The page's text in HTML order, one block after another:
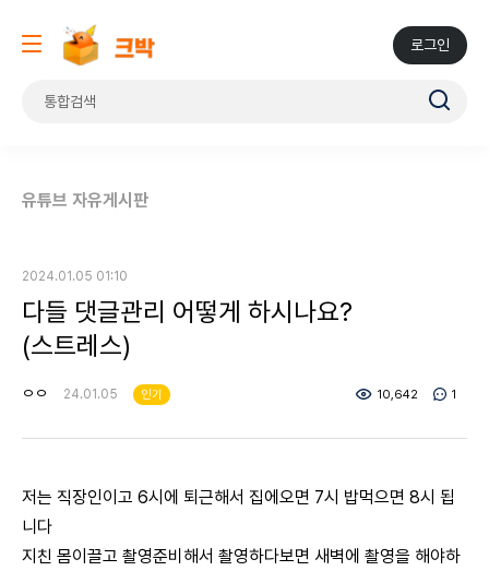
로그인
유튜브 자유게시판
2024.01.05 01:10
다들 댓글관리 어떻게 하시나요?
(스트레스)
ㅇㅇ 24.01.05 인기 10,642 1
저는 직장인이고 6시에 퇴근해서 집에오면 7시 밥먹으면 8시 됩
니다
지친 몸이끌고 촬영준비해서 촬영하다보면 새벽에 촬영을 해야하